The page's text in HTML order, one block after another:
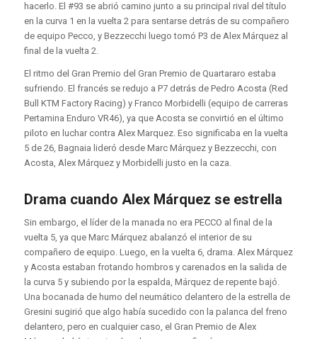
hacerlo. El #93 se abrió camino junto a su principal rival del título
en la curva 1 en la vuelta 2 para sentarse detrás de su compañero
de equipo Pecco, y Bezzecchi luego tomó P3 de Alex Márquez al
final de la vuelta 2.
El ritmo del Gran Premio del Gran Premio de Quartararo estaba
sufriendo. El francés se redujo a P7 detrás de Pedro Acosta (Red
Bull KTM Factory Racing) y Franco Morbidelli (equipo de carreras
Pertamina Enduro VR46), ya que Acosta se convirtió en el último
piloto en luchar contra Alex Marquez. Eso significaba en la vuelta
5 de 26, Bagnaia lideró desde Marc Márquez y Bezzecchi, con
Acosta, Alex Márquez y Morbidelli justo en la caza.
Drama cuando Alex Márquez se estrella
Sin embargo, el líder de la manada no era PECCO al final de la
vuelta 5, ya que Marc Márquez abalanzó el interior de su
compañero de equipo. Luego, en la vuelta 6, drama. Alex Márquez
y Acosta estaban frotando hombros y carenados en la salida de
la curva 5 y subiendo por la espalda, Márquez de repente bajó.
Una bocanada de humo del neumático delantero de la estrella de
Gresini sugirió que algo había sucedido con la palanca del freno
delantero, pero en cualquier caso, el Gran Premio de Alex